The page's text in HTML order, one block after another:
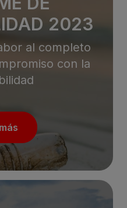
2023
al completo
con la